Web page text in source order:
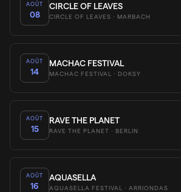
AOÛT
08
CIRCLE OF LEAVES
CIRCLE OF LEAVES · MARBACH
AOÛT
14
MACHAC FESTIVAL
MACHAC FESTIVAL · DOKSY
AOÛT
15
RAVE THE PLANET
RAVE THE PLANET · BERLIN
AOÛT
16
AQUASELLA
AQUASELLA FESTIVAL · ARRIONDAS